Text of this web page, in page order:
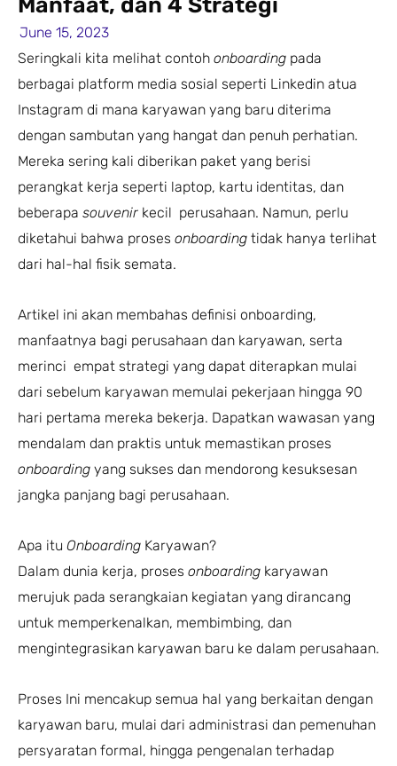
June 15, 2023
Seringkali kita melihat contoh onboarding pada
berbagai platform media sosial seperti Linkedin atua
Instagram di mana karyawan yang baru diterima
dengan sambutan yang hangat dan penuh perhatian.
Mereka sering kali diberikan paket yang berisi
perangkat kerja seperti laptop, kartu identitas, dan
beberapa souvenir kecil perusahaan. Namun, perlu
diketahui bahwa proses onboarding tidak hanya terlihat
dari hal-hal fisik semata.
Artikel ini akan membahas definisi onboarding,
manfaatnya bagi perusahaan dan karyawan, serta
merinci empat strategi yang dapat diterapkan mulai
dari sebelum karyawan memulai pekerjaan hingga 90
hari pertama mereka bekerja. Dapatkan wawasan yang
mendalam dan praktis untuk memastikan proses
onboarding yang sukses dan mendorong kesuksesan
jangka panjang bagi perusahaan.
Apa itu Onboarding Karyawan?
Dalam dunia kerja, proses onboarding karyawan
merujuk pada serangkaian kegiatan yang dirancang
untuk memperkenalkan, membimbing, dan
mengintegrasikan karyawan baru ke dalam perusahaan.
Proses Ini mencakup semua hal yang berkaitan dengan
karyawan baru, mulai dari administrasi dan pemenuhan
persyaratan formal, hingga pengenalan terhadap